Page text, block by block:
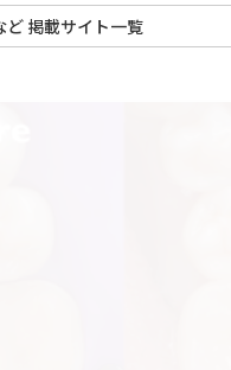
ど 掲載サイト一覧